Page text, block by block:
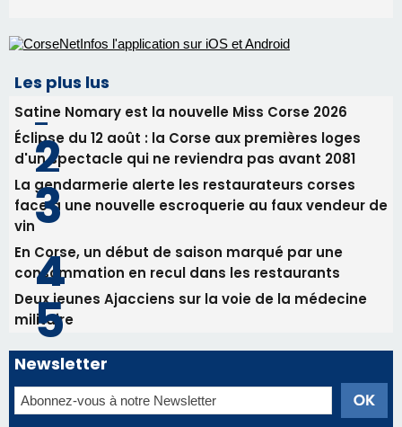
Les plus lus
Satine Nomary est la nouvelle Miss Corse 2026
Éclipse du 12 août : la Corse aux premières loges
d'un spectacle qui ne reviendra pas avant 2081
La gendarmerie alerte les restaurateurs corses
face à une nouvelle escroquerie au faux vendeur de
vin
En Corse, un début de saison marqué par une
consommation en recul dans les restaurants
Deux jeunes Ajacciens sur la voie de la médecine
militaire
Newsletter